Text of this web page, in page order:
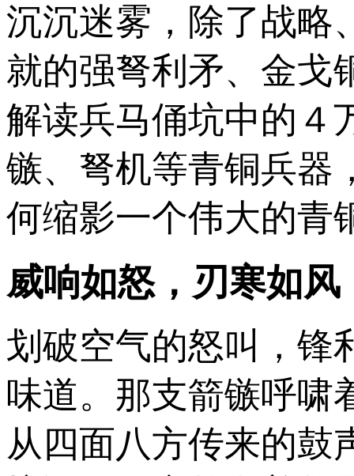
沉沉迷雾，除了战略
就的强弩利矛、金戈
解读兵马俑坑中的４
镞、弩机等青铜兵器
何缩影一个伟大的青
威响如怒，刃寒如风
划破空气的怒叫，锋
味道。那支箭镞呼啸
从四面八方传来的鼓